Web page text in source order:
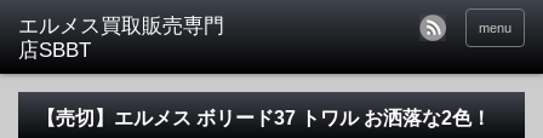
menu
【売切】エルメス ボリード37 トワル お洒落な2色！